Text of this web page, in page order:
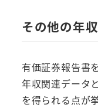
その他の年
有価証券報告書
年収関連データ
を得られる点が